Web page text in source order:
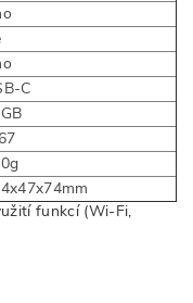
C
funkcí (Wi-Fi,